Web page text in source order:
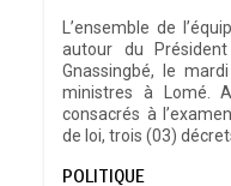
L’ensemble de
autour du
Gnassingbé, le
ministres à Lomé.
consacrés à
de loi, trois (03)
POLITIQUE